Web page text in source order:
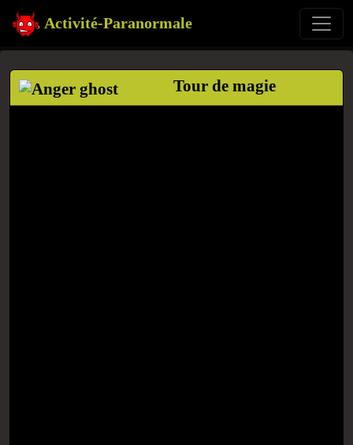
Activité-Paranormale
Tour de magie